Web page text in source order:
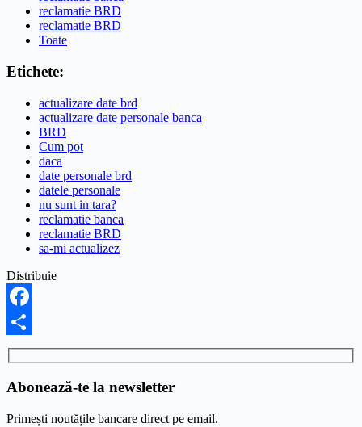
reclamatie BRD
reclamatie BRD
Toate
Etichete:
actualizare date brd
actualizare date personale banca
BRD
Cum pot
daca
date personale brd
datele personale
nu sunt in tara?
reclamatie banca
reclamatie BRD
sa-mi actualizez
Distribuie
Facebook
Share
Abonează-te la newsletter
Primești noutățile bancare direct pe email.